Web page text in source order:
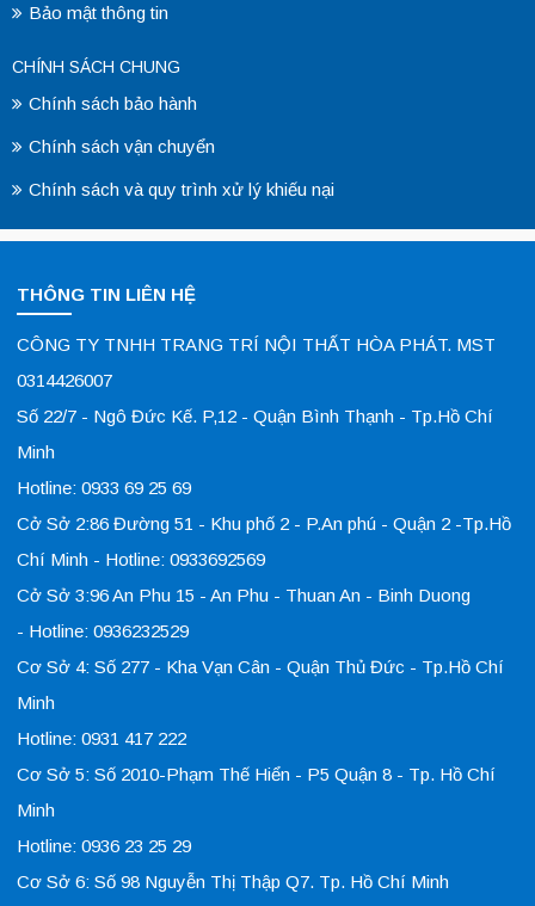
Bảo mật thông tin
CHÍNH SÁCH CHUNG
Chính sách bảo hành
Chính sách vận chuyển
Chính sách và quy trình xử lý khiếu nại
THÔNG TIN LIÊN HỆ
CÔNG TY TNHH TRANG TRÍ NỘI THẤT HÒA PHÁT. MST
0314426007
Số 22/7 - Ngô Đức Kế. P,12 - Quận Bình Thạnh - Tp.Hồ Chí
Minh
Hotline: 0933 69 25 69
Cở Sở 2:86 Đường 51 - Khu phố 2 - P.An phú - Quận 2 -Tp.Hồ
Chí Minh - Hotline: 0933692569
Cở Sở 3:96 An Phu 15 - An Phu - Thuan An - Binh Duong
- Hotline: 0936232529
Cơ Sở 4: Số 277 - Kha Vạn Cân - Quận Thủ Đức - Tp.Hồ Chí
Minh
Hotline: 0931 417 222
Cơ Sở 5: Số 2010-Phạm Thế Hiển - P5 Quận 8 - Tp. Hồ Chí
Minh
Hotline: 0936 23 25 29
Cơ Sở 6: Số 98 Nguyễn Thị Thập Q7. Tp. Hồ Chí Minh